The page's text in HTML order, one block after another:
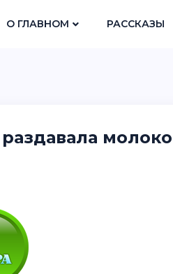
О ГЛАВНОМ РАССКАЗЫ
молоко